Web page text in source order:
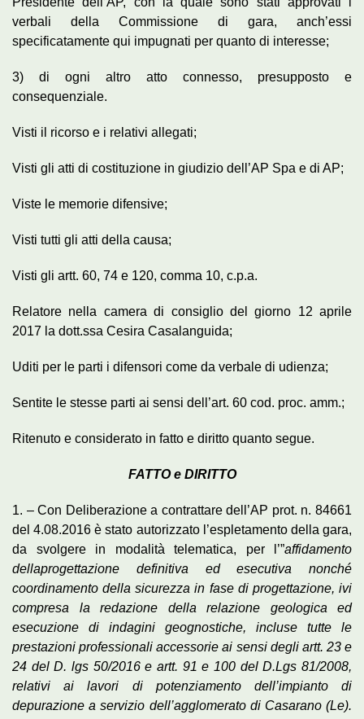
verbali della Commissione di gara, anch’essi
specificatamente qui impugnati per quanto di interesse;
3) di ogni altro atto connesso, presupposto e
consequenziale.
Visti il ricorso e i relativi allegati;
Visti gli atti di costituzione in giudizio dell’AP Spa e di AP;
Viste le memorie difensive;
Visti tutti gli atti della causa;
Visti gli artt. 60, 74 e 120, comma 10, c.p.a.
Relatore nella camera di consiglio del giorno 12 aprile
2017 la dott.ssa Cesira Casalanguida;
Uditi per le parti i difensori come da verbale di udienza;
Sentite le stesse parti ai sensi dell’art. 60 cod. proc. amm.;
Ritenuto e considerato in fatto e diritto quanto segue.
FATTO e DIRITTO
1. – Con Deliberazione a contrattare dell’AP prot. n. 84661
del 4.08.2016 è stato autorizzato l’espletamento della gara,
da svolgere in modalità telematica, per l’”affidamento
dellaprogettazione definitiva ed esecutiva nonché
coordinamento della sicurezza in fase di progettazione, ivi
compresa la redazione della relazione geologica ed
esecuzione di indagini geognostiche, incluse tutte le
prestazioni professionali accessorie ai sensi degli artt. 23 e
24 del D. lgs 50/2016 e artt. 91 e 100 del D.Lgs 81/2008,
relativi ai lavori di potenziamento dell’impianto di
depurazione a servizio dell’agglomerato di Casarano (Le).